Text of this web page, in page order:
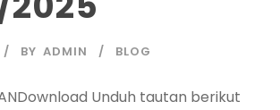
BY ADMIN BLOG
Unduh tautan berikut